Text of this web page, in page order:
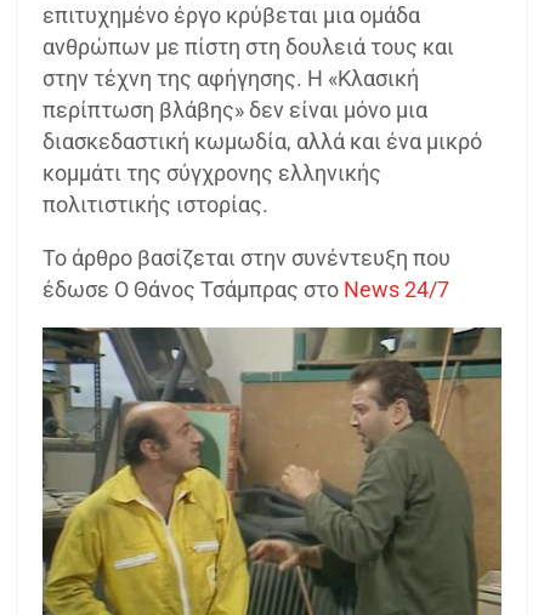
επιτυχημένο έργο κρύβεται μια ομάδα
ανθρώπων με πίστη στη δουλειά τους και
στην τέχνη της αφήγησης. Η «Κλασική
περίπτωση βλάβης» δεν είναι μόνο μια
διασκεδαστική κωμωδία, αλλά και ένα μικρό
κομμάτι της σύγχρονης ελληνικής
πολιτιστικής ιστορίας.
Το άρθρο βασίζεται στην συνέντευξη που
έδωσε Ο Θάνος Τσάμπρας στο News 24/7